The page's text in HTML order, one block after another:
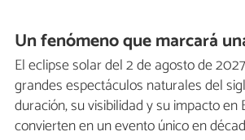
Un fenómeno que marcará
El eclipse solar del 2 de agosto de
grandes espectáculos naturales del
duración, su visibilidad y su impacto en
convierten en un evento único en